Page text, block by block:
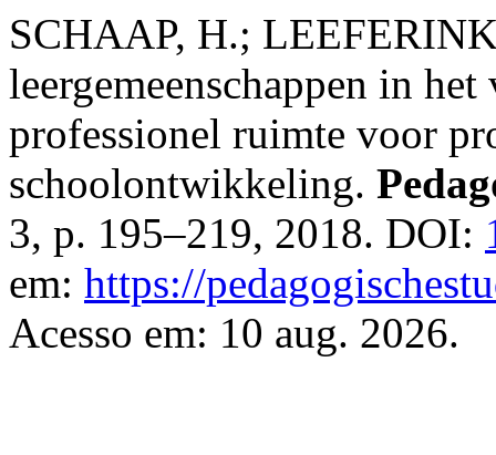
SCHAAP, H.;
leergemeenschappen in
professionel ruimte voor
schoolontwikkeling.
3, p. 195–219, 2018. DOI:
em: https://
Acesso em: 10 aug. 2026.